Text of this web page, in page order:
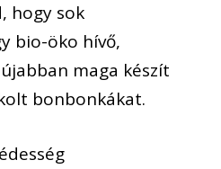
hogy sok
bio-öko hívő,
újabban maga készít
bonbonkákat.